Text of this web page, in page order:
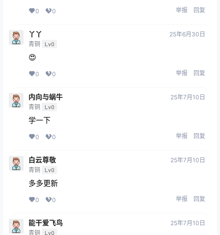
0 0 举报 回复
丫丫
青铜 Lv0
25年6月30日
😍
0 0 举报 回复
内向与蜗牛
青铜 Lv0
25年7月10日
学一下
0 0 举报 回复
白云尊敬
青铜 Lv0
25年7月10日
多多更新
0 0 举报 回复
能干爱飞鸟
青铜 Lv0
25年7月10日